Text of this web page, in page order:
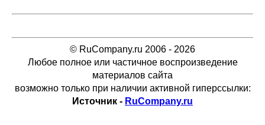
© RuCompany.ru 2006 - 2026
Любое полное или частичное воспроизведение
материалов сайта
возможно только при наличии активной гиперссылки:
Источник - RuCompany.ru